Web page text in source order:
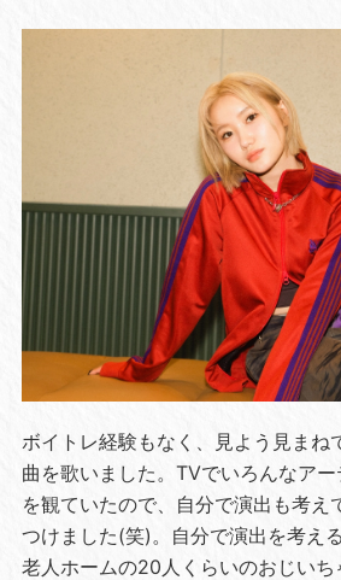
ボイトレ経験もなく、見よう見ま
曲を歌いました。TVでいろんなア
を観ていたので、自分で演出も考え
つけました(笑)。自分で演出を考え
老人ホームの20人くらいのおじい